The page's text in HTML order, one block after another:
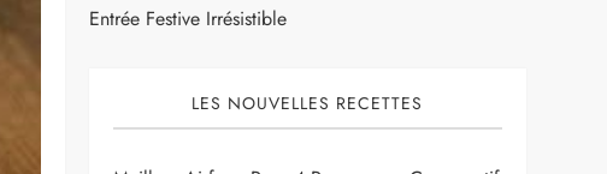
Entrée Festive Irrésistible
LES NOUVELLES RECETTES